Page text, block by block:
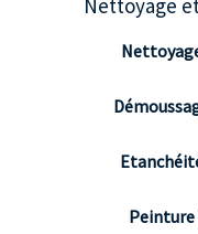
Nettoyage